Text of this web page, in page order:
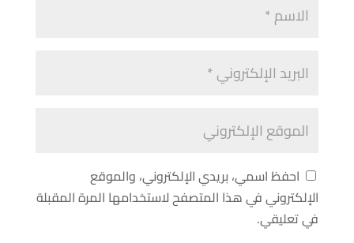
احفظ اسمي، بريدي الإلكتروني، والموقع
الإلكتروني في هذا المتصفح لاستخدامها المرة المقبلة
في تعليقي.